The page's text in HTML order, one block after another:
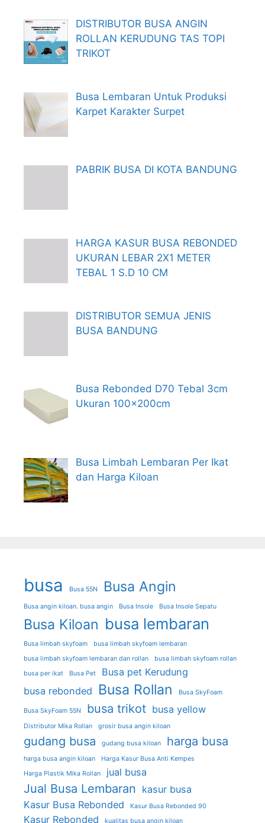
DISTRIBUTOR BUSA ANGIN
ROLLAN KERUDUNG TAS TOPI
TRIKOT
Busa Lembaran Untuk Produksi
Karpet Karakter Surpet
PABRIK BUSA DI KOTA BANDUNG
HARGA KASUR BUSA REBONDED
UKURAN LEBAR 2X1 METER
TEBAL 1 S.D 10 CM
DISTRIBUTOR SEMUA JENIS
BUSA BANDUNG
Busa Rebonded D70 Tebal 3cm
Ukuran 100x200cm
Busa Limbah Lembaran Per Ikat
dan Harga Kiloan
busa Busa 55N Busa Angin
Busa angin kiloan. busa angin Busa Insole Busa Insole Sepatu
Busa Kiloan busa lembaran
Busa limbah skyfoam
busa limbah skyfoam lembaran
busa limbah skyfoam lembaran dan rollan
busa limbah skyfoam rollan
busa per ikat
Busa Pet
Busa pet Kerudung
busa rebonded
Busa Rollan Busa SkyFoam
Busa SkyFoam 55N busa trikot busa yellow
Distributor Mika Rollan grosir busa angin kiloan
gudang busa gudang busa kiloan harga busa
harga busa angin kiloan
Harga Kasur Busa Anti Kempes
Harga Plastik Mika Rollan
jual busa
Jual Busa Lembaran kasur busa
Kasur Busa Rebonded
Kasur Busa Rebonded 90
Kasur Rebonded kualitas busa angin kiloan